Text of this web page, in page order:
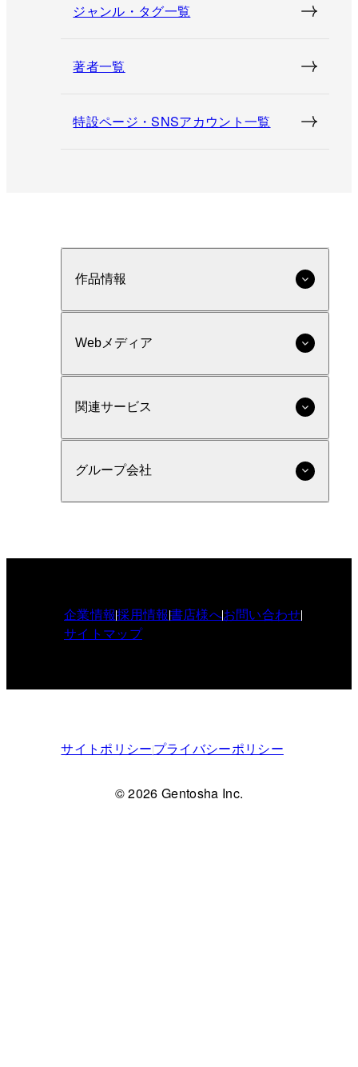
ジャンル・タグ一覧
著者一覧
特設ページ・SNSアカウント一覧
作品情報
Webメディア
関連サービス
グループ会社
企業情報採用情報書店様へお問い合わせ
サイトマップ
サイトポリシープライバシーポリシー
© 2026 Gentosha Inc.